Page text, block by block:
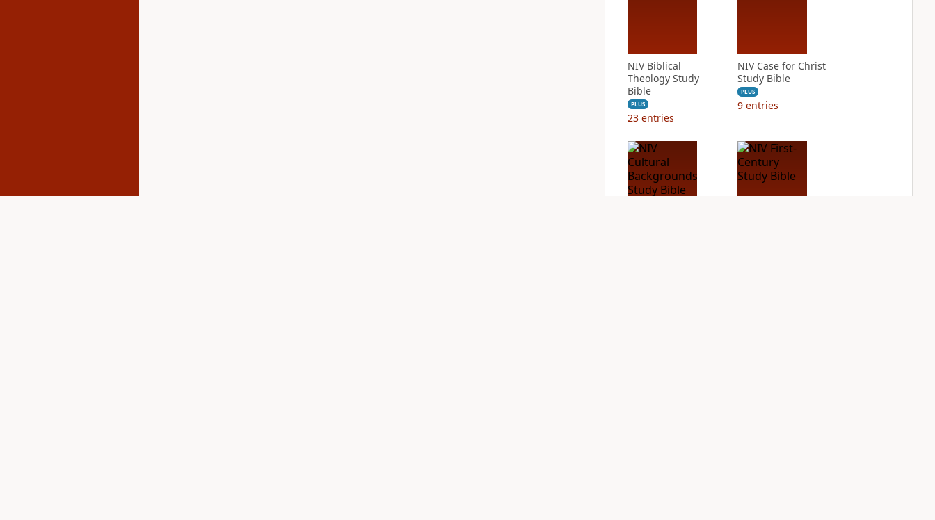
NIV Biblical
Theology Study
Bible
PLUS
23 entries
NIV Case for Christ
Study Bible
PLUS
9 entries